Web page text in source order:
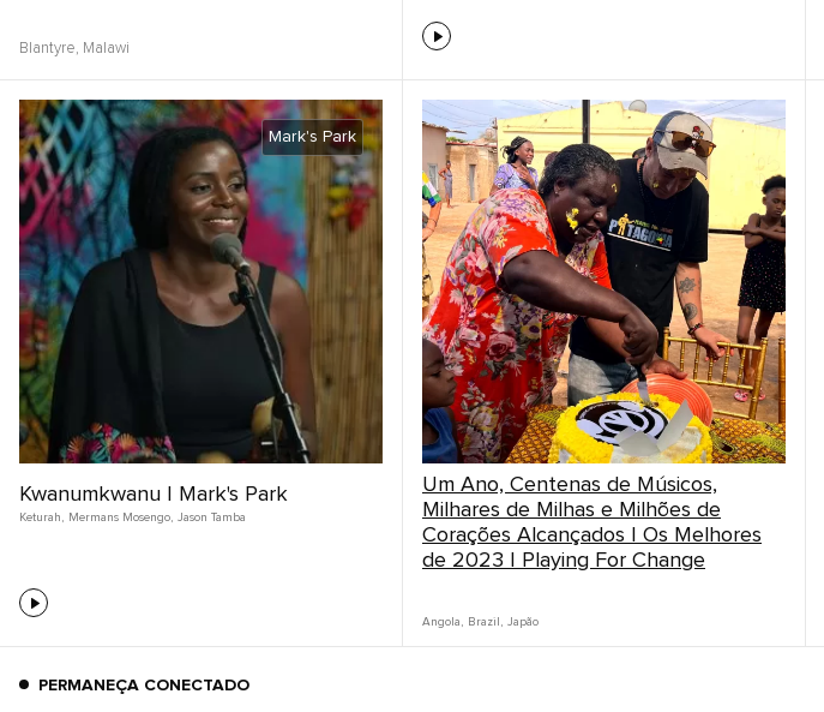
Blantyre, Malawi
Mark's Park
Kwanumkwanu | Mark's Park
Keturah , Mermans Mosengo, Jason Tamba
Um Ano, Centenas de Músicos,
Milhares de Milhas e Milhões de
Corações Alcançados | Os Melhores
de 2023 | Playing For Change
Angola , Brazil , Japão
PERMANEÇA CONECTADO